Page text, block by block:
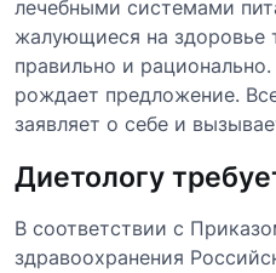
лечебными системами
жалующиеся на здоровье
правильно и
рождает предложение.
заявляет о себе и
Диетологу
В соответствии с
здравоохранения